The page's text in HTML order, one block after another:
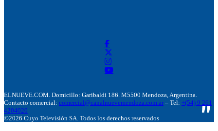
ELNUEVE.COM. Domicillo: Garibaldi 186. M5500 Mendoza, Argentina.
Contacto comercial: comercial@canalnuevemendoza.com.ar – Tel: +(54) 9 261
4204020
©2026 Cuyo Televisión SA. Todos los derechos reservados